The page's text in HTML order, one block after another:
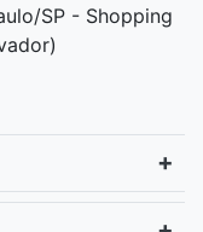
SP - Shopping